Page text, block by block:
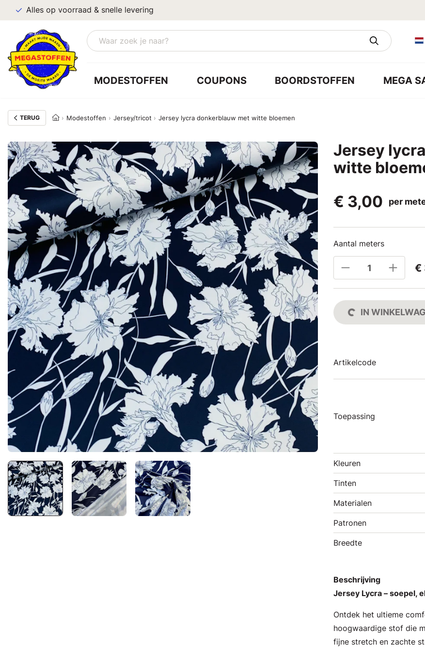
Alles op voorraad & snelle levering
MODESTOFFEN COUPONS BOORDSTOFFEN MEGA
TERUG Modestoffen Jersey/tricot Jersey lycra donkerblauw met witte bloemen
Jersey
witte
€ 3,00
per
Aantal meters
€
IN
Artikelcode
Toepassing
Kleuren
Tinten
Materialen
Patronen
Breedte
Beschrijving
Jersey Lycra – soepel,
Ontdek het ultieme
hoogwaardige stof die
fijne stretch en zachte